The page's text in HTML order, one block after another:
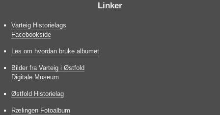
Linker
Varteig Historielags
Facebookside
Les om hvordan bruke albumet
Bilder fra Varteig i Østfold
Digitale Museum
Østfold Historielag
Rælingen Fotoalbum